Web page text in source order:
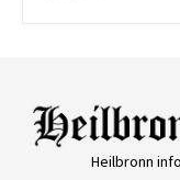
Heilbronn